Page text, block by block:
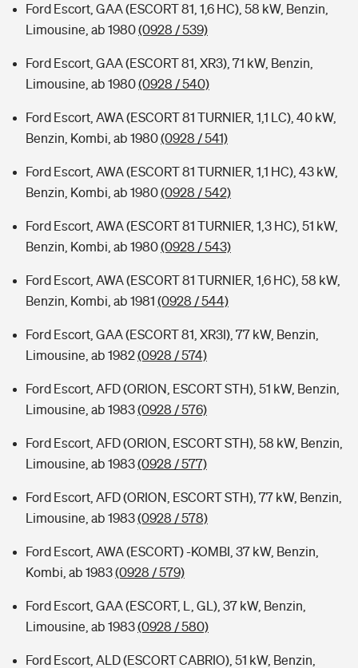
Ford Escort, GAA (ESCORT 81, 1,6 HC), 58 kW, Benzin,
Limousine, ab 1980(0928 / 539)
Ford Escort, GAA (ESCORT 81, XR3), 71 kW, Benzin,
Limousine, ab 1980(0928 / 540)
Ford Escort, AWA (ESCORT 81 TURNIER, 1,1 LC), 40 kW,
Benzin, Kombi, ab 1980(0928 / 541)
Ford Escort, AWA (ESCORT 81 TURNIER, 1,1 HC), 43 kW,
Benzin, Kombi, ab 1980(0928 / 542)
Ford Escort, AWA (ESCORT 81 TURNIER, 1,3 HC), 51 kW,
Benzin, Kombi, ab 1980(0928 / 543)
Ford Escort, AWA (ESCORT 81 TURNIER, 1,6 HC), 58 kW,
Benzin, Kombi, ab 1981 (0928 / 544)
Ford Escort, GAA (ESCORT 81, XR3I), 77 kW, Benzin,
Limousine, ab 1982(0928 / 574)
Ford Escort, AFD (ORION, ESCORT STH), 51 kW, Benzin,
Limousine, ab 1983(0928 / 576)
Ford Escort, AFD (ORION, ESCORT STH), 58 kW, Benzin,
Limousine, ab 1983(0928 / 577)
Ford Escort, AFD (ORION, ESCORT STH), 77 kW, Benzin,
Limousine, ab 1983(0928 / 578)
Ford Escort, AWA (ESCORT) -KOMBI, 37 kW, Benzin,
Kombi, ab 1983(0928 / 579)
Ford Escort, GAA (ESCORT, L, GL), 37 kW, Benzin,
Limousine, ab 1983(0928 / 580)
Ford Escort, ALD (ESCORT CABRIO), 51 kW, Benzin,